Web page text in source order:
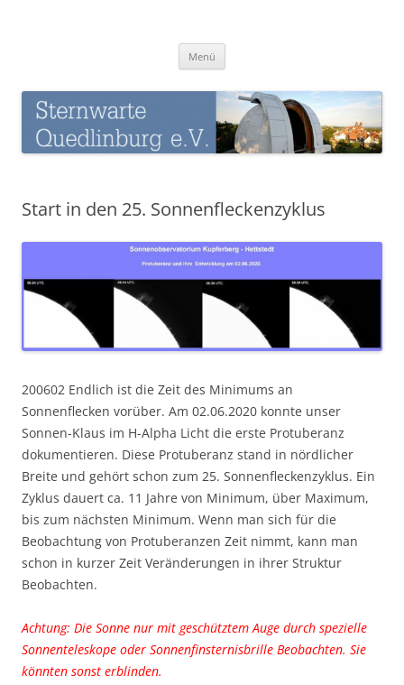
Menü
Start in den 25. Sonnenfleckenzyklus
200602 Endlich ist die Zeit des Minimums an
Sonnenflecken vorüber. Am 02.06.2020 konnte unser
Sonnen-Klaus im H-Alpha Licht die erste Protuberanz
dokumentieren. Diese Protuberanz stand in nördlicher
Breite und gehört schon zum 25. Sonnenfleckenzyklus. Ein
Zyklus dauert ca. 11 Jahre von Minimum, über Maximum,
bis zum nächsten Minimum. Wenn man sich für die
Beobachtung von Protuberanzen Zeit nimmt, kann man
schon in kurzer Zeit Veränderungen in ihrer Struktur
Beobachten.
Achtung: Die Sonne nur mit geschütztem Auge durch spezielle
Sonnenteleskope oder Sonnenfinsternisbrille Beobachten. Sie
könnten sonst erblinden.